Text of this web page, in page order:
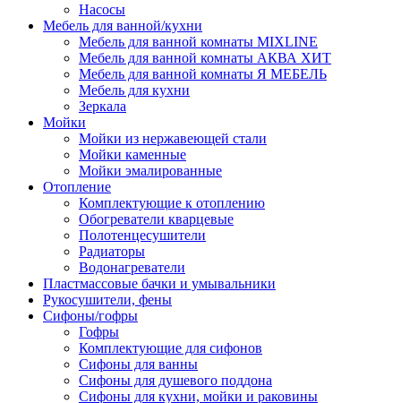
Насосы
Мебель для ванной/кухни
Мебель для ванной комнаты MIXLINE
Мебель для ванной комнаты АКВА ХИТ
Мебель для ванной комнаты Я МЕБЕЛЬ
Мебель для кухни
Зеркала
Мойки
Мойки из нержавеющей стали
Мойки каменные
Мойки эмалированные
Отопление
Комплектующие к отоплению
Обогреватели кварцевые
Полотенцесушители
Радиаторы
Водонагреватели
Пластмассовые бачки и умывальники
Рукосушители, фены
Сифоны/гофры
Гофры
Комплектующие для сифонов
Сифоны для ванны
Сифоны для душевого поддона
Сифоны для кухни, мойки и раковины